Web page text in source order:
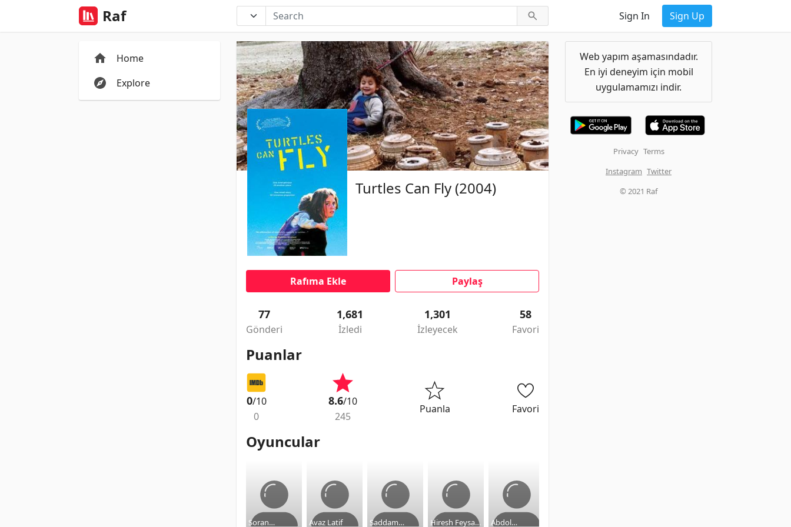
Raf Sign In Sign Up
Home
Explore
Turtles Can Fly (2004)
Rafıma Ekle Paylaş
77
Gönderi
1,681
İzledi
1,301
İzleyecek
58
Favori
Puanlar
0/10
0
8.6/10
245
Puanla Favori
Oyuncular
Soran Avaz Latif Saddam Hiresh Feysal Abdol
Web yapım aşamasındadır.
En iyi deneyim için mobil
uygulamamızı indir.
Privacy Terms
Instagram Twitter
© 2021 Raf